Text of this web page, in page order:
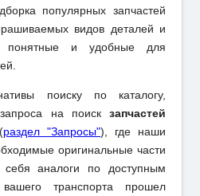
популярных запчастей
видов деталей и
понятные и удобные для
поиску по каталогу,
запроса на поиск запчастей
раздел "Запросы"), где наши
оригинальные части
себя аналоги по доступным
транспорта прошел